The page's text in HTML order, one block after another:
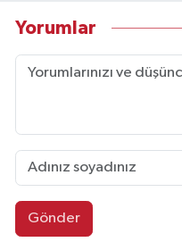
Yorumlar
Gönder